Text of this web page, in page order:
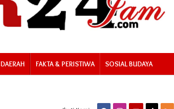
DAERAH FAKTA & PERISTIWA SOSIAL BUDAYA